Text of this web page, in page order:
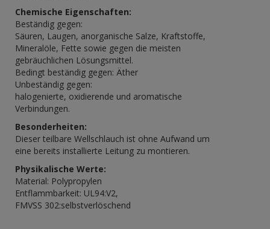
Chemische Eigenschaften:
Beständig gegen:
Säuren, Laugen, anorganische Salze, Kraftstoffe,
Mineralöle, Fette sowie gegen die meisten
gebräuchlichen Lösungsmittel.
Bedingt beständig gegen: Äther
Unbeständig gegen:
halogenierte, oxidierende und aromatische
Verbindungen.
Besonderheiten:
Dieser teilbare Wellschlauch ist ohne Aufwand um
eine bereits installierte Leitung zu montieren.
Physikalische Werte:
Material: Polypropylen
Entflammbarkeit: UL94:V2,
FMVSS 302:selbstverlöschend